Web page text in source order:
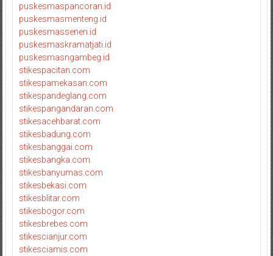
puskesmaspancoran.id
puskesmasmenteng.id
puskesmassenen.id
puskesmaskramatjati.id
puskesmasngambeg.id
stikespacitan.com
stikespamekasan.com
stikespandeglang.com
stikespangandaran.com
stikesacehbarat.com
stikesbadung.com
stikesbanggai.com
stikesbangka.com
stikesbanyumas.com
stikesbekasi.com
stikesblitar.com
stikesbogor.com
stikesbrebes.com
stikescianjur.com
stikesciamis.com